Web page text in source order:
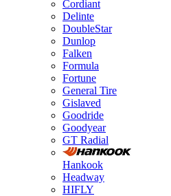
Cordiant
Delinte
DoubleStar
Dunlop
Falken
Formula
Fortune
General Tire
Gislaved
Goodride
Goodyear
GT Radial
Hankook
Headway
HIFLY